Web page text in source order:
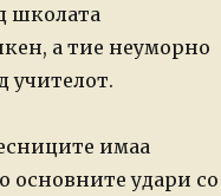
школата
а тие неуморно
учителот.
имаа
основните удари со